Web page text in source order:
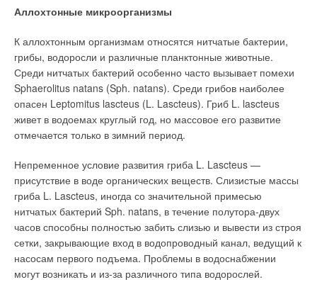
Аллохтонные микроорганизмы
К аллохтонным организмам относятся нитчатые бактерии,
грибы, водоросли и различные планктонные животные.
Среди нитчатых бактерий особенно часто вызывает помехи
Sphaerolitus natans (Sph. natans). Среди грибов наиболее
опасен Leptomitus lascteus (L. Lascteus). Гриб L. lascteus
живет в водоемах круглый год, но массовое его развитие
отмечается только в зимний период.
Непременное условие развития гриба L. Lascteus —
присутствие в воде органических веществ. Слизистые массы
гриба L. Lascteus, иногда со значительной примесью
нитчатых бактерий Sph. natans, в течение полутора-двух
часов способны полностью забить слизью и вывести из строя
сетки, закрывающие вход в водопроводный канал, ведущий к
насосам первого подъема. Проблемы в водоснабжении
могут возникать и из-за различного типа водорослей.
интеллигентные, оригинальные и индивидуальные способы
настенных котлов с закрытой камерой сгорания на разных
этажах здания к одному дымоходу (LAS), подключение к
одному дымоходу несколькихкотлов на одном уровне здания
через горизонтальный коллектор (каскад), подключение
одного котла через «штаны» к двум дымоходам из-за
нехватки площади сечения одной шахты и т.п.
сообщали в журнале «С.О.К.» №1 и№4 за 2005 г. В решении
проблем Представительство фирмы «ЭКА» в России
оказывает прямую инженерно-техническую поддержку. Наши
партнеры это оценили. «Комплекс Д»— универсальная
двухстенная система. Внутренные трубы элементов — из
нержавеющей стали марки 1.4404 для толщины стенки 0,6
мм и 1.4571 для толщины стенки 1,0 мм.